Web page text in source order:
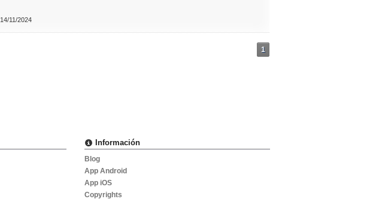
14/11/2024
1
Información
Blog
App Android
App iOS
Copyrights